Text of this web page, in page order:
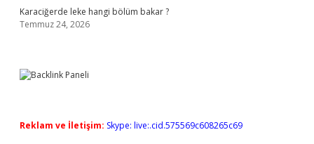
Karaciğerde leke hangi bölüm bakar ?
Temmuz 24, 2026
Reklam ve İletişim: Skype: live:.cid.575569c608265c69